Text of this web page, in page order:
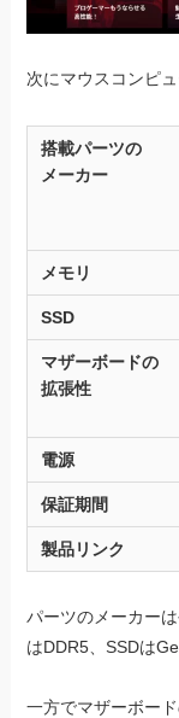
次にマウスコンピ
搭載パーツの
メーカー
メモリ
SSD
マザーボードの
拡張性
電源
保証期間
製品リンク
パーツのメーカー
はDDR5、SSDは
一方でマザーボー